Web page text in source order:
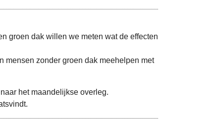
groen dak willen we meten wat de effecten
mensen zonder groen dak meehelpen met
het maandelijkse overleg.